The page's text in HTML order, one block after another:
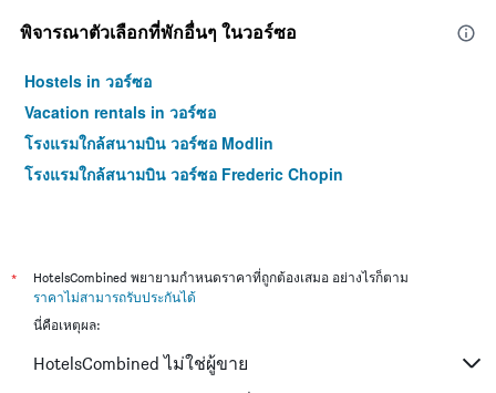
พิจารณาตัวเลือกที่พักอื่นๆ ในวอร์ซอ
Hostels in วอร์ซอ
Vacation rentals in วอร์ซอ
โรงแรมใกล้สนามบิน วอร์ซอ Modlin
โรงแรมใกล้สนามบิน วอร์ซอ Frederic Chopin
*
HotelsCombined พยายามกำหนดราคาที่ถูกต้องเสมอ อย่างไรก็ตาม
ราคาไม่สามารถรับประกันได้
นี่คือเหตุผล:
HotelsCombined ไม่ใช่ผู้ขาย